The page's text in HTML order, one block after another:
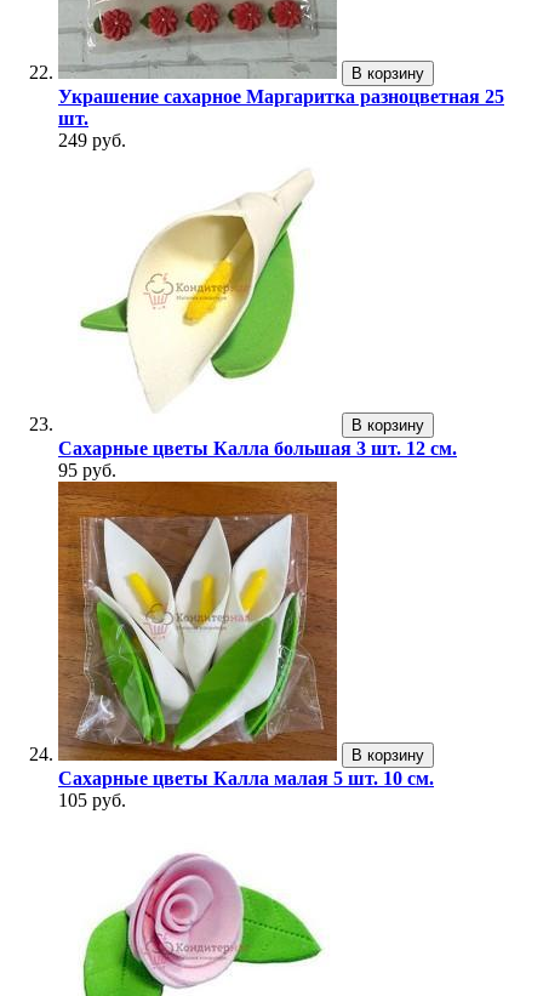
В корзину
Украшение сахарное Маргаритка разноцветная 25
шт.
249 руб.
В корзину
Сахарные цветы Калла большая 3 шт. 12 см.
95 руб.
В корзину
Сахарные цветы Калла малая 5 шт. 10 см.
105 руб.